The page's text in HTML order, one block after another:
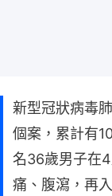
新型冠狀病毒
個案，累計有
名36歲男子在
痛、腹瀉，再